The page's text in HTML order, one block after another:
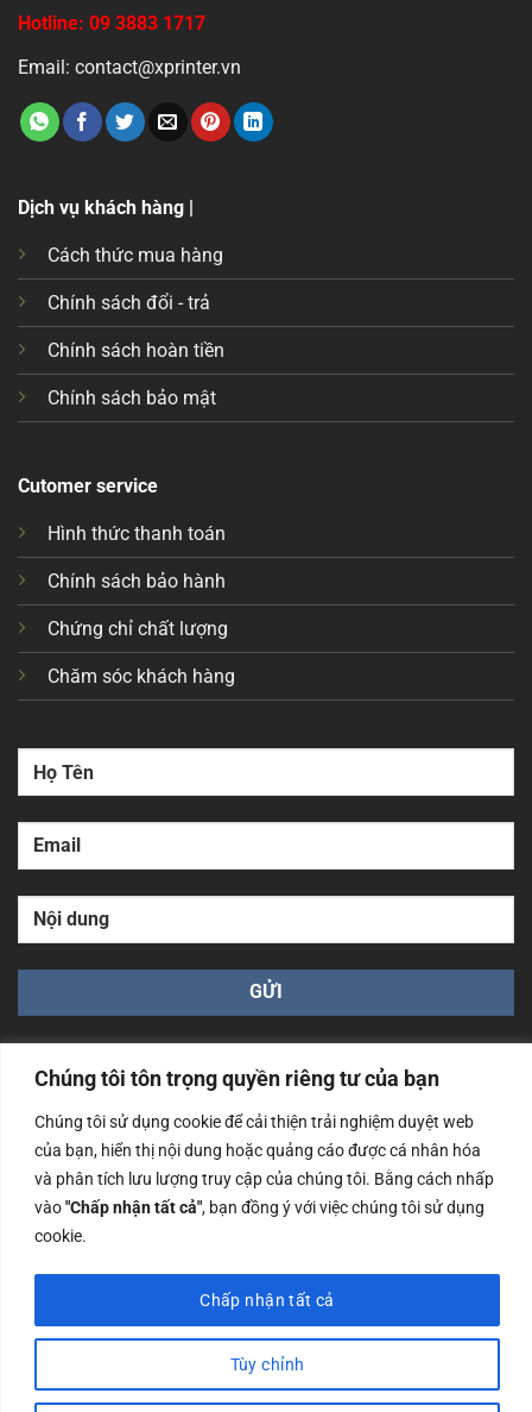
Chúng tôi tôn trọng quyền riêng tư của bạn
Chúng tôi sử dụng cookie để cải thiện trải nghiệm duyệt web
của bạn, hiển thị nội dung hoặc quảng cáo được cá nhân hóa
và phân tích lưu lượng truy cập của chúng tôi. Bằng cách nhấp
vào"Chấp nhận tất cả", bạn đồng ý với việc chúng tôi sử dụng
cookie.
Tùy chỉnh
Chấp nhận tất cả
Hotline: 09 3883 1717
Email: contact@xprinter.vn
Dịch vụ khách hàng |
Cách thức mua hàng
Chính sách đổi - trả
Chính sách hoàn tiền
Chính sách bảo mật
Cutomer service
Hình thức thanh toán
Chính sách bảo hành
Chứng chỉ chất lượng
Chăm sóc khách hàng
Công ty TNHH Nam Bình Xương - Số ĐKKD: 0108783483
cấp ngày 14/06/2019 bởi Sở Kế Hoạch và Đầu Tư Tp. Hà
Nội
Copyrights @2023 Nam Binh Xuong. All Rights Reserved